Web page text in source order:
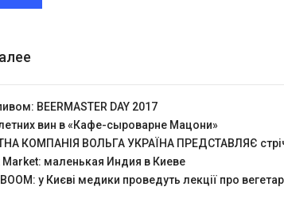
BEERMASTER DAY 2017
вин в «Кафе-сыроварне Мацони»
КОМПАНІЯ ВОЛЬГА УКРАЇНА ПРЕДСТАВЛЯЄ
маленькая Индия в Киеве
BOOM: у Києві медики проведуть лекції про